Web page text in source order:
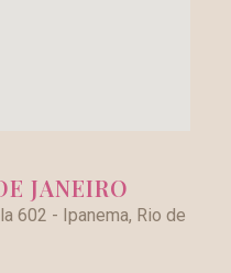
JANEIRO
602 - Ipanema, Rio de